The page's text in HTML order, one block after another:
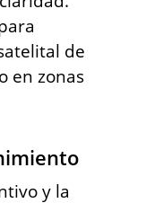
de
en zonas
y la